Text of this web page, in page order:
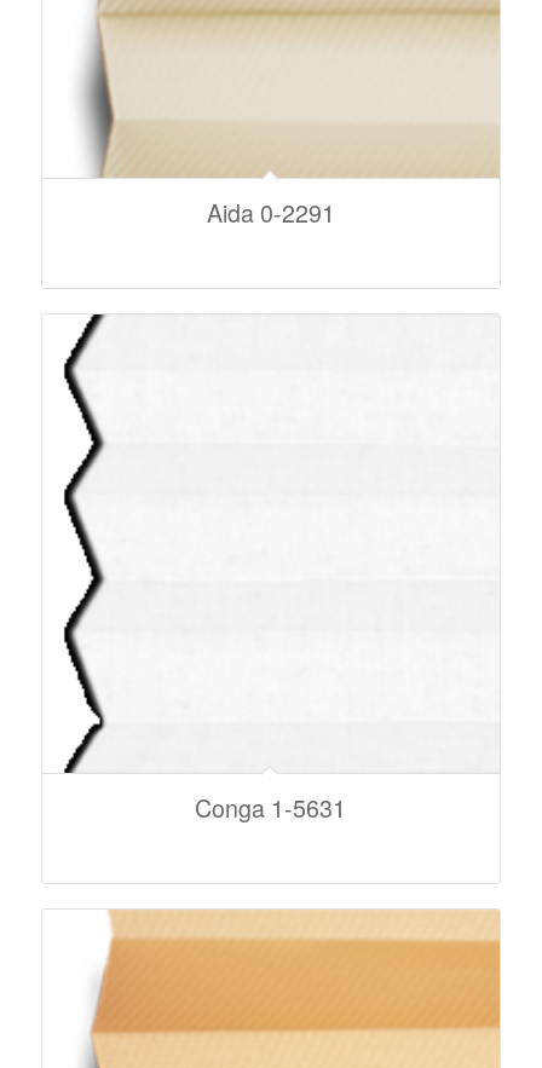
Aida 0-2291
Conga 1-5631